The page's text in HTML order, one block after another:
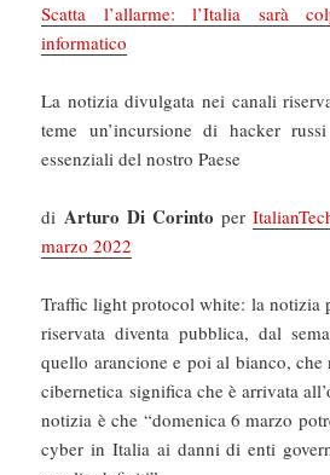
Scatta l’allarme: l’Italia sarà
informatico
La notizia divulgata nei canali
teme un’incursione di hacker
essenziali del nostro Paese
di Arturo Di Corinto per
marzo 2022
Traffic light protocol white: la notizia
riservata diventa pubblica, dal
quello arancione e poi al bianco,
cibernetica significa che è arrivata
notizia è che “domenica 6 marzo
cyber in Italia ai danni di enti